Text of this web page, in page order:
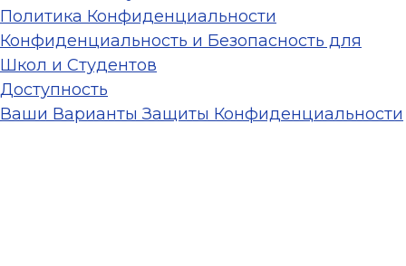
Политика Конфиденциальности
Конфиденциальность и Безопасность для
Школ и Студентов
Доступность
Ваши Варианты Защиты Конфиденциальности